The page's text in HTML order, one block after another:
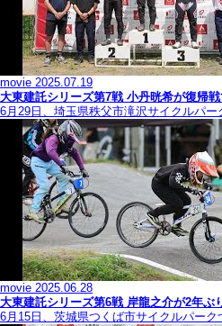
movie 2025.07.19
大東建託シリーズ第7戦 ⼩丹晄希が復帰
6月29日、埼玉県秩父市滝沢サイクルパ
movie 2025.06.28
大東建託シリーズ第6戦 岸龍之介が2年ぶ
6月15日、茨城県つくば市サイクルパー